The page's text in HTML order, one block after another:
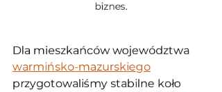
biznes.
Dla mieszkańców województwa
warmińsko-mazurskiego
przygotowaliśmy stabilne koło